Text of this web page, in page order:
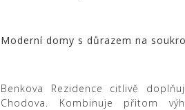
Moderní domy s důrazem na
Benkova Rezidence citlivě
Chodova. Kombinuje přitom